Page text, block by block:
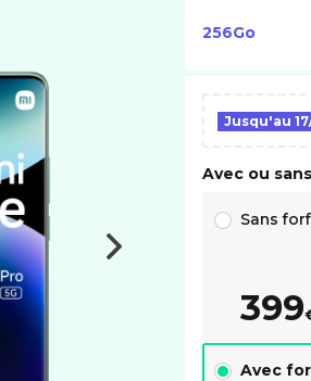
256Go
Jusqu'au
Avec ou
Sans
399
Avec